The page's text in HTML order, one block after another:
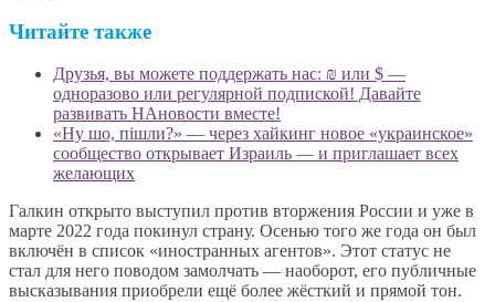
Читайте также
Друзья, вы можете поддержать нас: ₪ или $ —
одноразово или регулярной подпиской! Давайте
развивать НАновости вместе!
«Ну шо, пішли?» — через хайкинг новое «украинское»
сообщество открывает Израиль — и приглашает всех
желающих
Галкин открыто выступил против вторжения России и уже в
марте 2022 года покинул страну. Осенью того же года он был
включён в список «иностранных агентов». Этот статус не
стал для него поводом замолчать — наоборот, его публичные
высказывания приобрели ещё более жёсткий и прямой тон.